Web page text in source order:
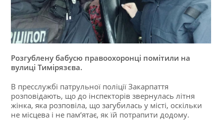
Розгублену бабусю правоохоронці помітили на
вулиці Тимірязєва.
В пресслужбі патрульної поліції Закарпаття
розповідають, що до інспекторів звернулась літня
жінка, яка розповіла, що загубилась у місті, оскільки
не місцева і не пам‘ятає, як їй потрапити додому.